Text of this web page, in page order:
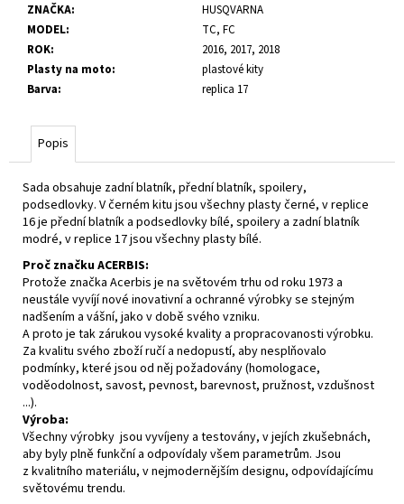
ZNAČKA:
HUSQVARNA
MODEL:
TC, FC
ROK:
2016, 2017, 2018
Plasty na moto:
plastové kity
Barva: replica 17
Popis
Sada obsahuje zadní blatník, přední blatník, spoilery,
podsedlovky. V černém kitu jsou všechny plasty černé, v replice
16 je přední blatník a podsedlovky bílé, spoilery a zadní blatník
modré, v replice 17 jsou všechny plasty bílé.
Proč značku ACERBIS:
Protože značka Acerbis je na světovém trhu od roku 1973 a
neustále vyvíjí nové inovativní a ochranné výrobky se stejným
nadšením a vášní, jako v době svého vzniku.
A proto je tak zárukou vysoké kvality a propracovanosti výrobku.
Za kvalitu svého zboží ručí a nedopustí, aby nesplňovalo
podmínky, které jsou od něj požadovány (homologace,
voděodolnost, savost, pevnost, barevnost, pružnost, vzdušnost
...).
Výroba:
Všechny výrobky jsou vyvíjeny a testovány, v jejích zkušebnách,
aby byly plně funkční a odpovídaly všem parametrům. Jsou
z kvalitního materiálu, v nejmodernějším designu, odpovídajícímu
světovému trendu.